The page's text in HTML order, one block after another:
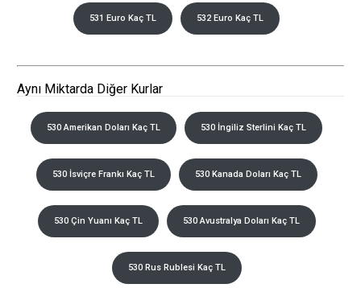
531 Euro Kaç TL 532 Euro Kaç TL
Aynı Miktarda Diğer Kurlar
530 Amerikan Doları Kaç TL 530 İngiliz Sterlini Kaç TL
530 İsviçre Frankı Kaç TL 530 Kanada Doları Kaç TL
530 Çin Yuanı Kaç TL 530 Avustralya Doları Kaç TL
530 Rus Rublesi Kaç TL